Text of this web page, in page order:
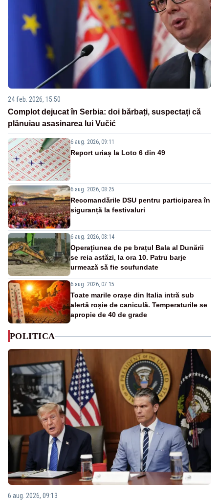
24 feb. 2026, 15:50
Complot dejucat în Serbia: doi bărbați, suspectați că
plănuiau asasinarea lui Vučić
6 aug. 2026, 09:11
Report uriaș la Loto 6 din 49
6 aug. 2026, 08:25
Recomandările DSU pentru participarea în
siguranță la festivaluri
6 aug. 2026, 08:14
Operațiunea de pe brațul Bala al Dunării
se reia astăzi, la ora 10. Patru barje
urmează să fie scufundate
6 aug. 2026, 07:15
Toate marile orașe din Italia intră sub
alertă roșie de caniculă. Temperaturile se
apropie de 40 de grade
POLITICA
6 aug. 2026, 09:13